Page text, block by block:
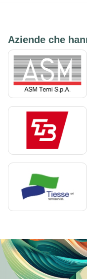
Aziende che